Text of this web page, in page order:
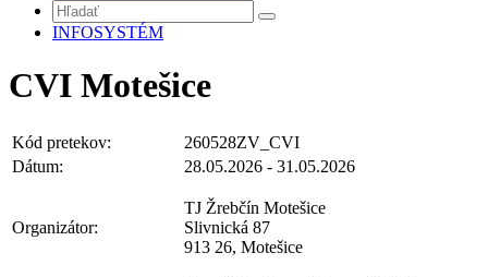
INFOSYSTÉM
CVI Motešice
Kód pretekov:
260528ZV_CVI
Dátum:
28.05.2026 - 31.05.2026
Organizátor:
TJ Žrebčín Motešice
Slivnická 87
913 26, Motešice